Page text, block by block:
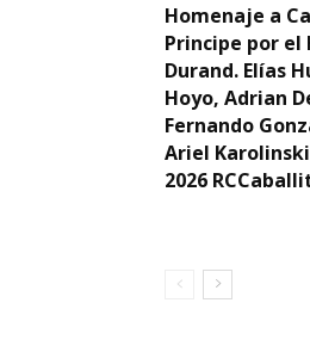
Homenaje a
Principe por el
Durand. Elías
Hoyo, Adrian
Fernando
Ariel
2026